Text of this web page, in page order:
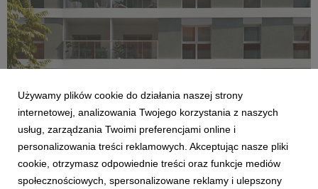
AKTUALNOŚCI
Archicom rozpoczyna sprzedaż Swobodna
Używamy plików cookie do działania naszej strony
internetowej, analizowania Twojego korzystania z naszych
usług, zarządzania Twoimi preferencjami online i
personalizowania treści reklamowych. Akceptując nasze pliki
cookie, otrzymasz odpowiednie treści oraz funkcje mediów
społecznościowych, spersonalizowane reklamy i ulepszony